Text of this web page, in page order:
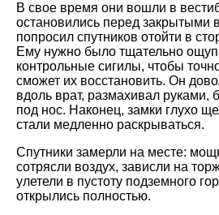
В свое время они вошли в
остановились перед закрытыми
попросил спутников отойти в
Ему нужно было тщательно
контрольные сигилы, чтобы
сможет их восстановить. Он
вдоль врат, размахивал руками,
под нос. Наконец, замки глухо
стали медленно раскрываться.
Спутники замерли на месте:
сотрясли воздух, зависли на
улетели в пустоту подземного
открылись полностью.